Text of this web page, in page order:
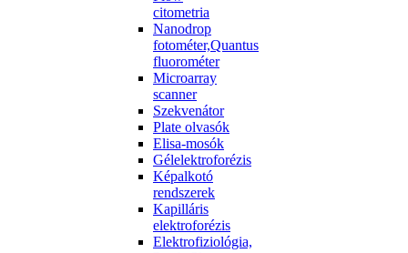
citometria
Nanodrop
fotométer,Quantus
fluorométer
Microarray
scanner
Szekvenátor
Plate olvasók
Elisa-mosók
Gélelektroforézis
Képalkotó
rendszerek
Kapilláris
elektroforézis
Elektrofiziológia,